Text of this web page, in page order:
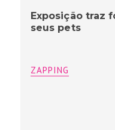
Exposição traz
seus pets
ZAPPING